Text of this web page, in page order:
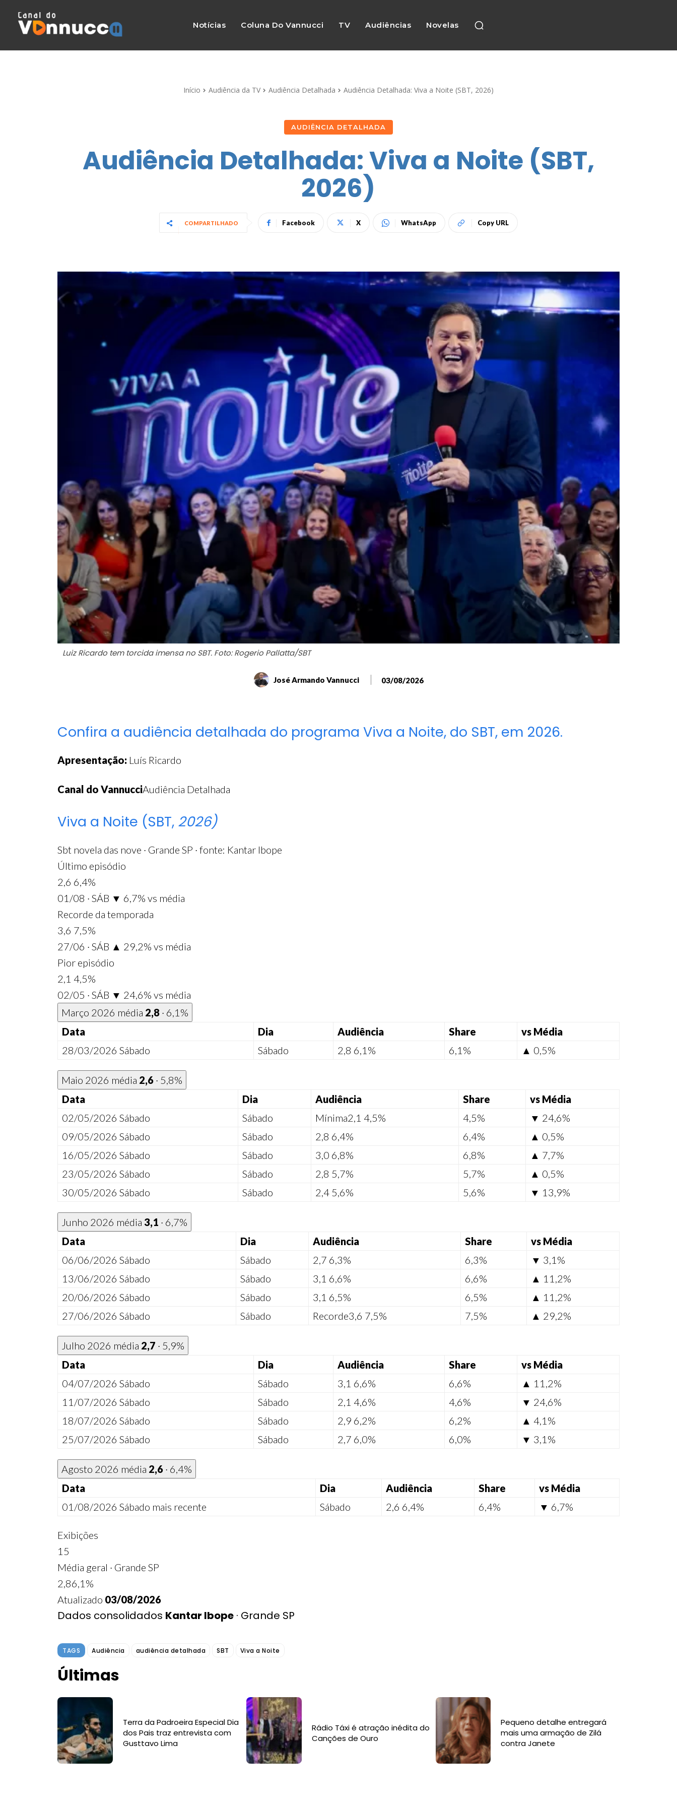
Notícias Coluna Do Vannucci TV Audiências Novelas
Início Audiência da TV Audiência Detalhada Audiência Detalhada: Viva a Noite (SBT, 2026)
AUDIÊNCIA DETALHADA
Audiência Detalhada: Viva a Noite (SBT,
2026)
COMPARTILHADO Facebook X WhatsApp Copy URL
Luiz Ricardo tem torcida imensa no SBT. Foto: Rogerio Pallatta/SBT
José Armando Vannucci 03/08/2026
Confira a audiência detalhada do programa Viva a Noite, do SBT, em 2026.
Apresentação: Luís Ricardo
Canal do VannucciAudiência Detalhada
Viva a Noite (SBT, 2026)
Sbt novela das nove · Grande SP · fonte: Kantar Ibope
Último episódio
2,6 6,4%
01/08 · SÁB ▼ 6,7% vs média
Recorde da temporada
3,6 7,5%
27/06 · SÁB ▲ 29,2% vs média
Pior episódio
2,1 4,5%
02/05 · SÁB ▼ 24,6% vs média
Março 2026 média 2,8 · 6,1%
Data
Dia Audiência Share
vs Média
28/03/2026 Sábado Sábado 2,8 6,1% 6,1% ▲ 0,5%
Maio 2026 média 2,6 · 5,8%
Data
Dia Audiência Share
vs Média
02/05/2026 Sábado Sábado Mínima2,1 4,5% 4,5%
▼ 24,6%
09/05/2026 Sábado Sábado 2,8 6,4% 6,4%
▲ 0,5%
16/05/2026 Sábado Sábado 3,0 6,8% 6,8%
▲ 7,7%
23/05/2026 Sábado Sábado 2,8 5,7% 5,7%
▲ 0,5%
30/05/2026 Sábado Sábado 2,4 5,6% 5,6% ▼ 13,9%
Junho 2026 média 3,1 · 6,7%
Data
Dia Audiência Share
vs Média
06/06/2026 Sábado Sábado 2,7 6,3% 6,3%
▼ 3,1%
13/06/2026 Sábado Sábado 3,1 6,6% 6,6%
▲ 11,2%
20/06/2026 Sábado Sábado 3,1 6,5% 6,5%
▲ 11,2%
27/06/2026 Sábado Sábado Recorde3,6 7,5% 7,5% ▲ 29,2%
Julho 2026 média 2,7 · 5,9%
Data
Dia Audiência Share
vs Média
04/07/2026 Sábado Sábado 3,1 6,6% 6,6%
▲ 11,2%
11/07/2026 Sábado Sábado 2,1 4,6% 4,6%
▼ 24,6%
18/07/2026 Sábado Sábado 2,9 6,2% 6,2%
▲ 4,1%
25/07/2026 Sábado Sábado 2,7 6,0% 6,0% ▼ 3,1%
Agosto 2026 média 2,6 · 6,4%
Data
Dia Audiência Share
vs Média
01/08/2026 Sábado mais recente Sábado 2,6 6,4% 6,4% ▼ 6,7%
Exibições
15
Média geral · Grande SP
2,86,1%
Atualizado 03/08/2026
Dados consolidados Kantar Ibope · Grande SP
TAGS Audiência audiência detalhada SBT Viva a Noite
Últimas
Terra da Padroeira Especial Dia
dos Pais traz entrevista com
Gusttavo Lima
Rádio Táxi é atração inédita do
Canções de Ouro
Pequeno detalhe entregará
mais uma armação de Zilá
contra Janete